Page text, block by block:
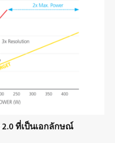
ที่เป็นเอกลักษณ์